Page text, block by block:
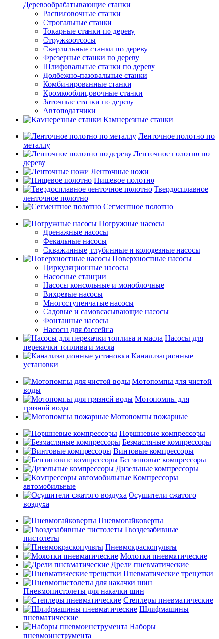
Деревообрабатывающие станки
Распиловочные станки
Строгальные станки
Токарные станки по дереву
Стружкоотсосы
Сверлильные станки по дереву
Фрезерные станки по дереву
Шлифовальные станки по дереву
Долбежно-пазовальные станки
Комбинированные станки
Кромкооблицовочные станки
Заточные станки по дереву
Автоподатчики
Камнерезные станки
Ленточное полотно по
металлу
Ленточное полотно по
дереву
Ленточные ножи
Пищевое полотно
Твердосплавное
ленточное полотно
Сегментное полотно
Погружные насосы
Дренажные насосы
Фекальные насосы
Скважинные, глубинные и колодезные насосы
Поверхностные насосы
Циркуляционные насосы
Насосные станции
Насосы консольные и моноблочные
Вихревые насосы
Многоступенчатые насосы
Садовые и самовсасывающие насосы
Фонтанные насосы
Насосы для бассейна
Насосы для
перекачки топлива и масла
Канализационные
установки
Мотопомпы для чистой
воды
Мотопомпы для
грязной воды
Мотопомпы пожарные
Поршневые компрессоры
Безмасляные компрессоры
Винтовые компрессоры
Бензиновые компрессоры
Дизельные компрессоры
Компрессоры
автомобильные
Осушители сжатого
воздуха
Пневмогайковерты
Гвоздезабивные
пистолеты
Пневмокраскопульты
Молотки пневматические
Дрели пневматические
Пневматические трещетки
Пневмопистолеты для накачки шин
Степлеры пневматические
Шлифмашины
пневматические
Наборы
пневмоинструмента